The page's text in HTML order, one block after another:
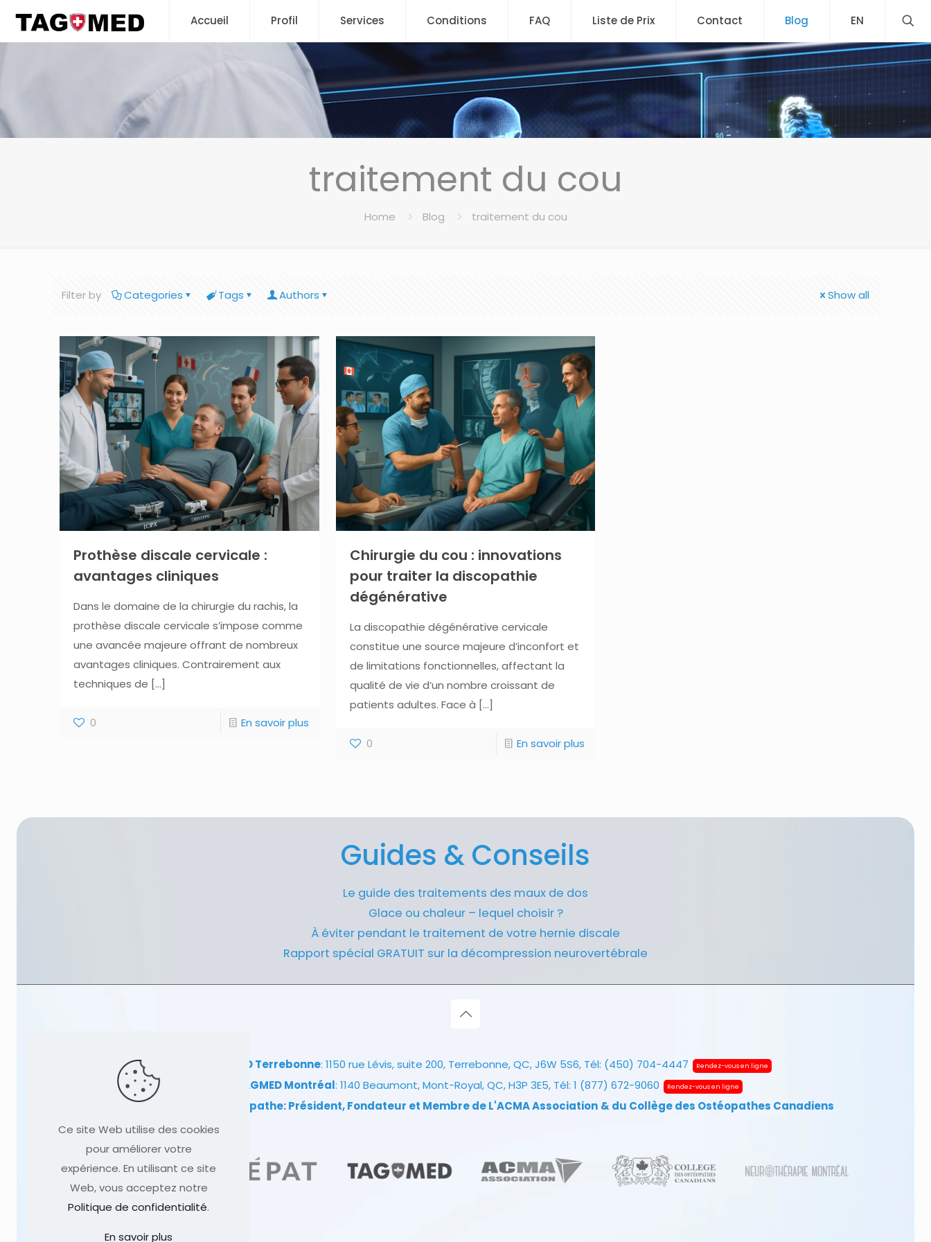
Accueil Profil Services Conditions FAQ Liste de Prix Contact Blog EN
traitement du cou
Home Blog traitement du cou
Filter by Categories Tags Authors Show all
Prothèse discale cervicale :
avantages cliniques
Dans le domaine de la chirurgie du rachis, la
prothèse discale cervicale s’impose comme
une avancée majeure offrant de nombreux
avantages cliniques. Contrairement aux
techniques de […]
0 En savoir plus
Chirurgie du cou : innovations
pour traiter la discopathie
dégénérative
La discopathie dégénérative cervicale
constitue une source majeure d’inconfort et
de limitations fonctionnelles, affectant la
qualité de vie d’un nombre croissant de
patients adultes. Face à […]
0 En savoir plus
Guides & Conseils
Le guide des traitements des maux de dos
Glace ou chaleur – lequel choisir ?
À éviter pendant le traitement de votre hernie discale
Rapport spécial GRATUIT sur la décompression neurovertébrale
Clinique TAGMED Terrebonne: 1150 rue Lévis, suite 200, Terrebonne, QC, J6W 5S6, Tél: (450) 704-4447 Rendez-vous en ligne
Clinique TAGMED Montréal: 1140 Beaumont, Mont-Royal, QC, H3P 3E5, Tél: 1 (877) 672-9060 Rendez-vous en ligne
Dr Sylvain Desforges, ostéopathe: Président, Fondateur et Membre de L'ACMA Association & du Collège des Ostéopathes Canadiens
Ce site Web utilise des cookies
pour améliorer votre
expérience. En utilisant ce site
Web, vous acceptez notre
Politique de confidentialité.
En savoir plus